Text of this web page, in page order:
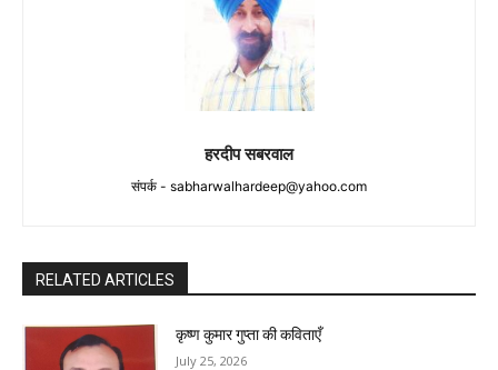
हरदीप सबरवाल
संपर्क - sabharwalhardeep@yahoo.com
RELATED ARTICLES
कृष्ण कुमार गुप्ता की कविताएँ
July 25, 2026